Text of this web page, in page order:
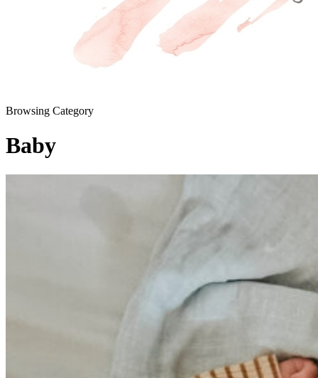
Browsing Category
Baby